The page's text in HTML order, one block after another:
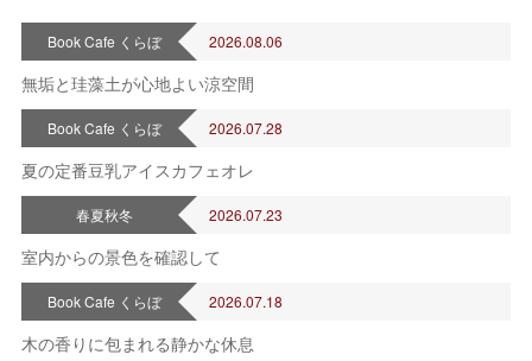
Book Cafe くらぼ 2026.08.06
無垢と珪藻土が心地よい涼空間
Book Cafe くらぼ 2026.07.28
夏の定番豆乳アイスカフェオレ
春夏秋冬 2026.07.23
室内からの景色を確認して
Book Cafe くらぼ 2026.07.18
木の香りに包まれる静かな休息